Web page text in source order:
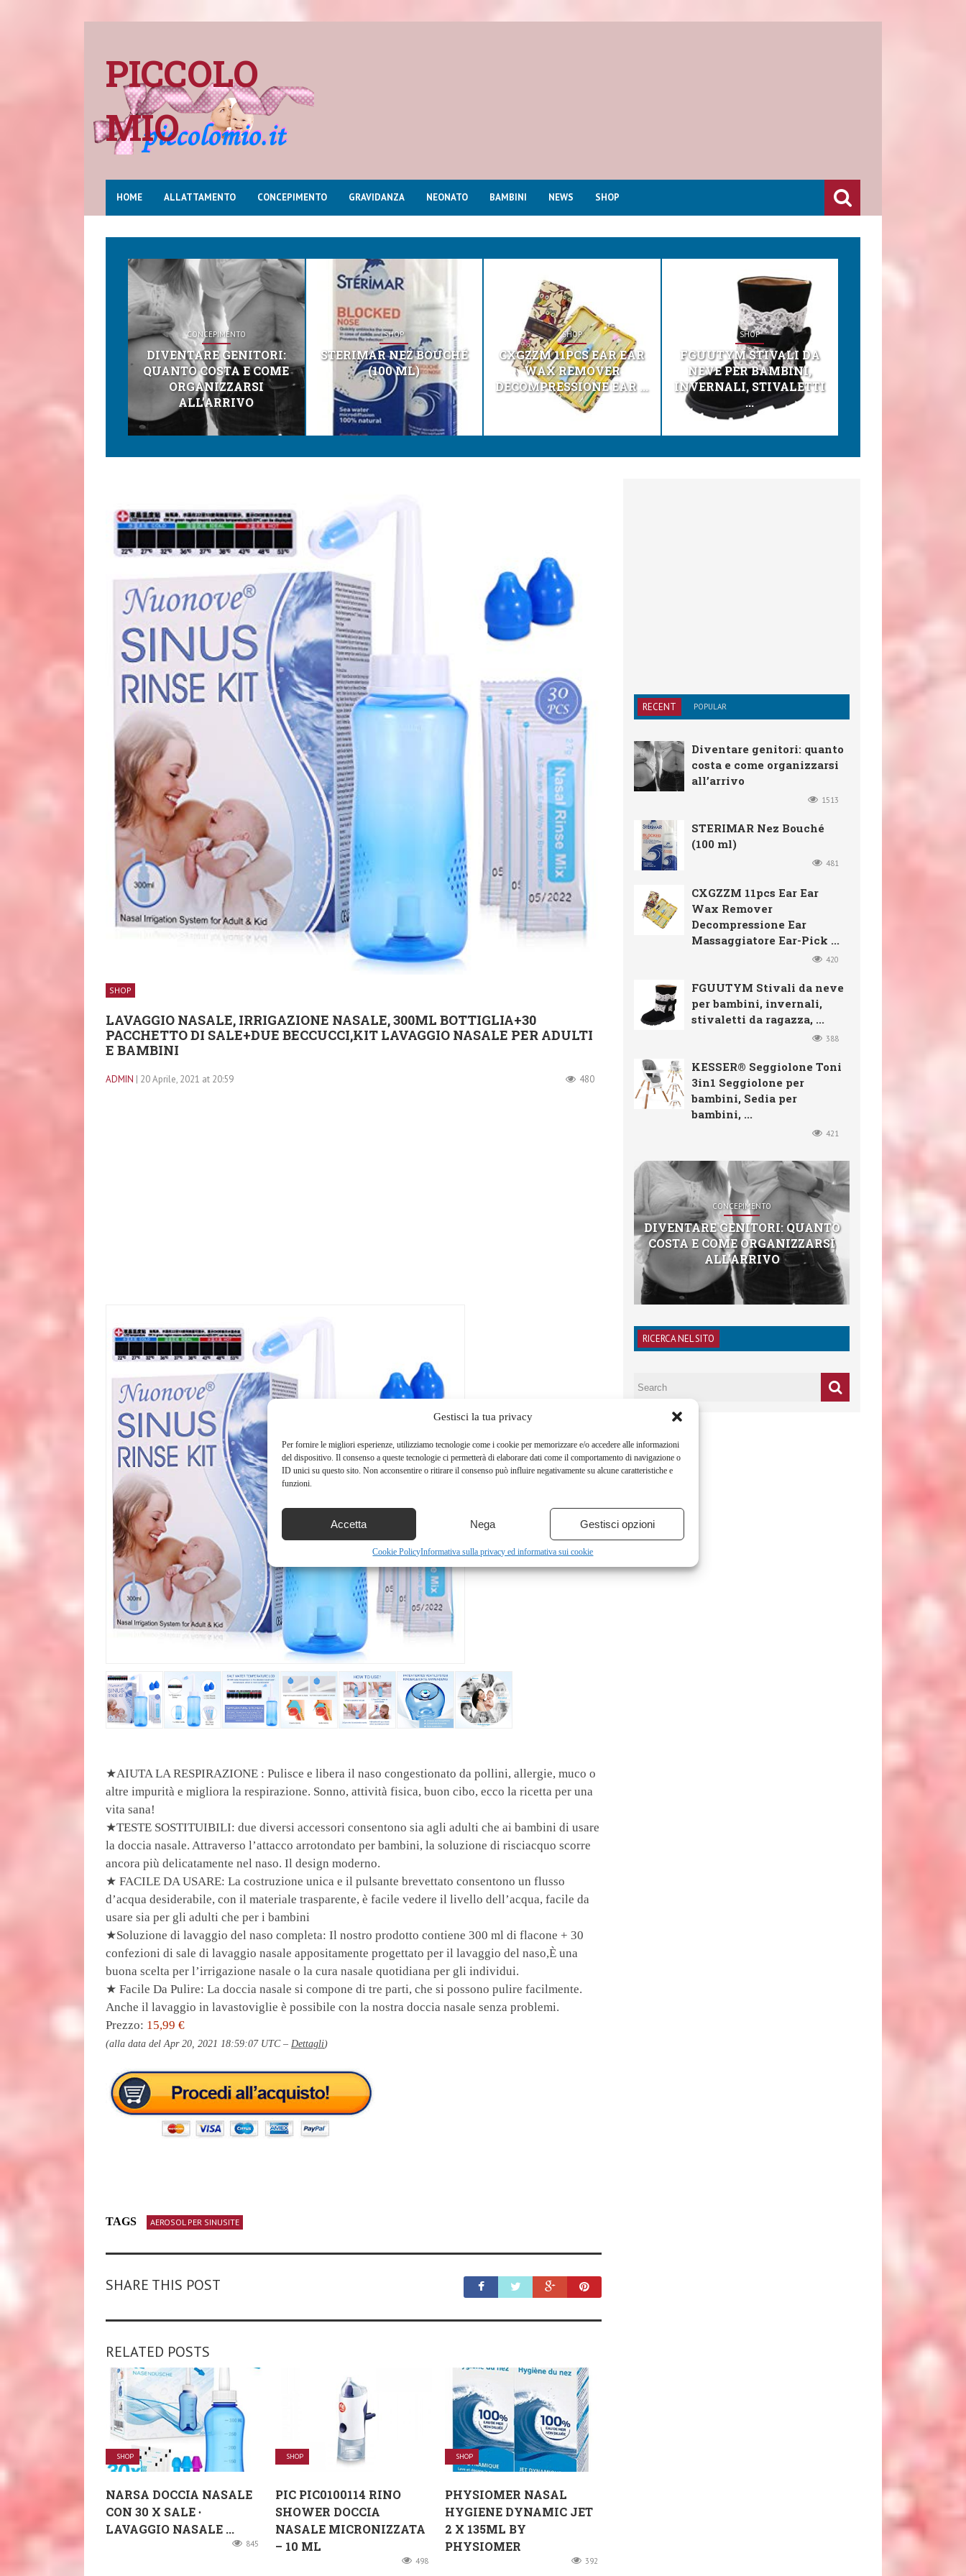
Gestisci la tua privacy
Per fornire le migliori esperienze, utilizziamo tecnologie come i cookie per memorizzare e/o accedere alle informazioni
del dispositivo. Il consenso a queste tecnologie ci permetterà di elaborare dati come il comportamento di navigazione o
ID unici su questo sito. Non acconsentire o ritirare il consenso può influire negativamente su alcune caratteristiche e
funzioni.
Accetta Nega Gestisci opzioni
Cookie PolicyInformativa sulla privacy ed informativa sui cookie
PICCOLO
MIO
HOME ALLATTAMENTO CONCEPIMENTO GRAVIDANZA NEONATO BAMBINI NEWS SHOP
CONCEPIMENTO
DIVENTARE GENITORI:
QUANTO COSTA E COME
ORGANIZZARSI
ALL’ARRIVO
SHOP
STERIMAR NEZ BOUCHÉ
(100 ML)
SHOP
CXGZZM 11PCS EAR EAR
WAX REMOVER
DECOMPRESSIONE EAR ...
SHOP
FGUUTYM STIVALI DA
NEVE PER BAMBINI,
INVERNALI, STIVALETTI
...
SHOP
LAVAGGIO NASALE, IRRIGAZIONE NASALE, 300ML BOTTIGLIA+30
PACCHETTO DI SALE+DUE BECCUCCI,KIT LAVAGGIO NASALE PER ADULTI
E BAMBINI
ADMIN | 20 Aprile, 2021 at 20:59 480
★AIUTA LA RESPIRAZIONE : Pulisce e libera il naso congestionato da pollini, allergie, muco o
altre impurità e migliora la respirazione. Sonno, attività fisica, buon cibo, ecco la ricetta per una
vita sana!
★TESTE SOSTITUIBILI: due diversi accessori consentono sia agli adulti che ai bambini di usare
la doccia nasale. Attraverso l’attacco arrotondato per bambini, la soluzione di risciacquo scorre
ancora più delicatamente nel naso. Il design moderno.
★ FACILE DA USARE: La costruzione unica e il pulsante brevettato consentono un flusso
d’acqua desiderabile, con il materiale trasparente, è facile vedere il livello dell’acqua, facile da
usare sia per gli adulti che per i bambini
★Soluzione di lavaggio del naso completa: Il nostro prodotto contiene 300 ml di flacone + 30
confezioni di sale di lavaggio nasale appositamente progettato per il lavaggio del naso,È una
buona scelta per l’irrigazione nasale o la cura nasale quotidiana per gli individui.
★ Facile Da Pulire: La doccia nasale si compone di tre parti, che si possono pulire facilmente.
Anche il lavaggio in lavastoviglie è possibile con la nostra doccia nasale senza problemi.
Prezzo: 15,99 €
(alla data del Apr 20, 2021 18:59:07 UTC – Dettagli)
TAGS AEROSOL PER SINUSITE
SHARE THIS POST
RELATED POSTS
SHOP
NARSA DOCCIA NASALE
CON 30 X SALE ∙
LAVAGGIO NASALE ...
845
SHOP
PIC PIC0100114 RINO
SHOWER DOCCIA
NASALE MICRONIZZATA
– 10 ML
498
SHOP
PHYSIOMER NASAL
HYGIENE DYNAMIC JET
2 X 135ML BY
PHYSIOMER
392
RECENT POPULAR
Diventare genitori: quanto
costa e come organizzarsi
all’arrivo
1513
STERIMAR Nez Bouché
(100 ml)
481
CXGZZM 11pcs Ear Ear
Wax Remover
Decompressione Ear
Massaggiatore Ear-Pick ...
420
FGUUTYM Stivali da neve
per bambini, invernali,
stivaletti da ragazza, ...
388
KESSER® Seggiolone Toni
3in1 Seggiolone per
bambini, Sedia per
bambini, ...
421
CONCEPIMENTO
DIVENTARE GENITORI: QUANTO
COSTA E COME ORGANIZZARSI
ALL’ARRIVO
RICERCA NEL SITO